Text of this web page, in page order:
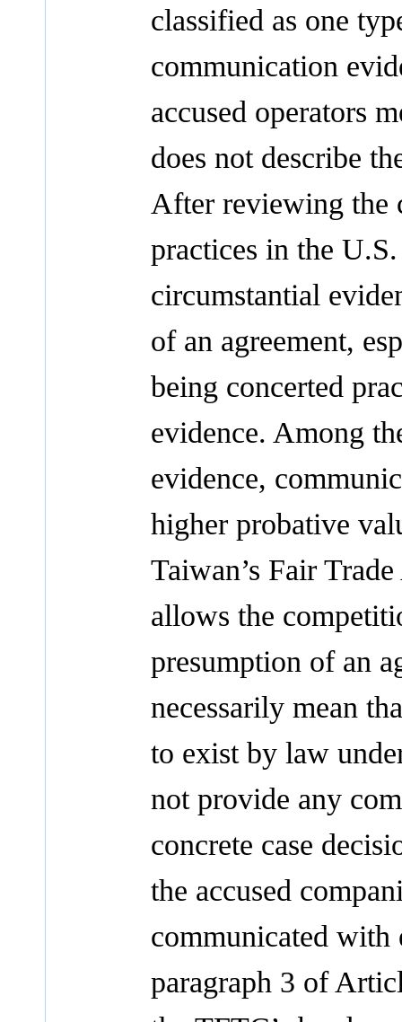
classified as one
communication
accused operators
does not describe
After reviewing the
practices in the
circumstantial
of an agreement,
being concerted
evidence. Among
evidence,
higher probative
Taiwan’s Fair
allows the
presumption of an
necessarily mean
to exist by law
not provide any
concrete case
the accused
communicated with
paragraph 3 of